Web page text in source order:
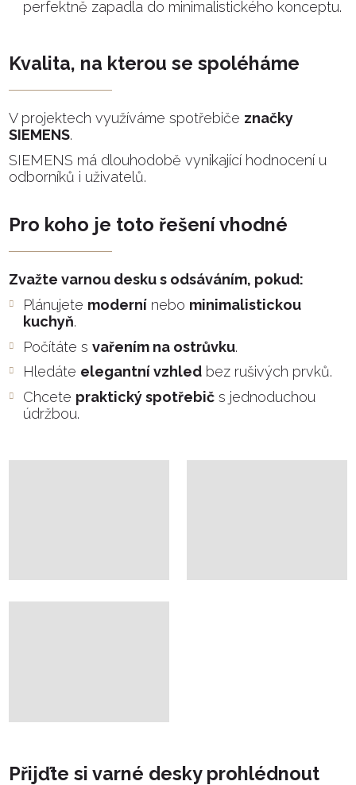
perfektně zapadla do minimalistického konceptu.
Kvalita, na kterou se spoléháme
V projektech využíváme spotřebiče značky
SIEMENS.
SIEMENS má dlouhodobě vynikající hodnocení u
odborníků i uživatelů.
Pro koho je toto řešení vhodné
Zvažte varnou desku s odsáváním, pokud:
Plánujete modernínebo minimalistickou
kuchyň.
Počítáte s vařením na ostrůvku.
Hledáte elegantní vzhledbez rušivých prvků.
Chcete praktický spotřebičs jednoduchou
údržbou.
Přijďte si varné desky prohlédnout